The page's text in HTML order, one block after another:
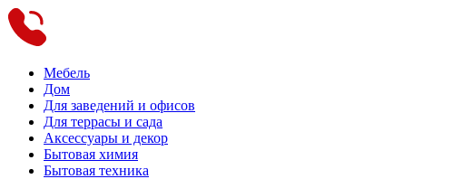
Мебель
Дом
Для заведений и офисов
Для террасы и сада
Аксессуары и декор
Бытовая химия
Бытовая техника